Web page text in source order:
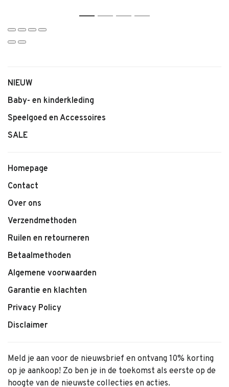
1 2 3 4
NIEUW
Baby- en kinderkleding
Speelgoed en Accessoires
SALE
Homepage
Contact
Over ons
Verzendmethoden
Ruilen en retourneren
Betaalmethoden
Algemene voorwaarden
Garantie en klachten
Privacy Policy
Disclaimer
Meld je aan voor de nieuwsbrief en ontvang 10% korting
op je aankoop! Zo ben je in de toekomst als eerste op de
hoogte van de nieuwste collecties en acties.